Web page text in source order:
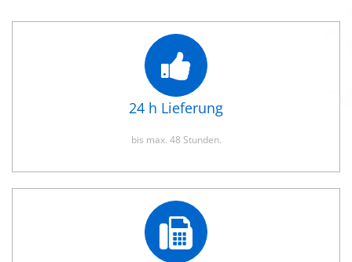
24 h Lieferung
bis max. 48 Stunden.